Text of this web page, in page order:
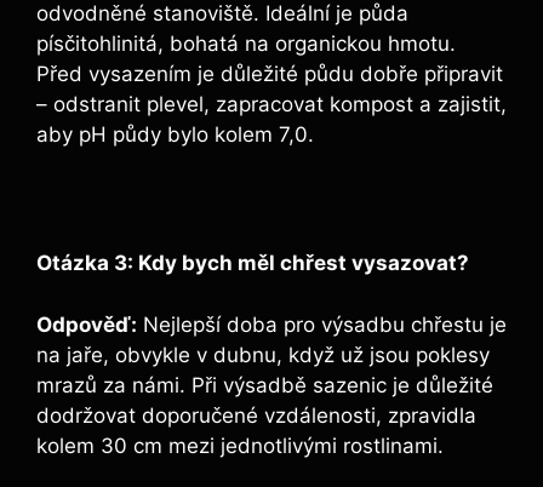
odvodněné stanoviště. Ideální je půda
písčitohlinitá, bohatá na organickou hmotu.
Před vysazením je důležité půdu dobře připravit
– odstranit plevel, zapracovat kompost a zajistit,
aby pH půdy bylo kolem 7,0.
Otázka 3: Kdy bych měl chřest vysazovat?
Odpověď: Nejlepší doba pro výsadbu chřestu je
na jaře, obvykle v dubnu, když už jsou poklesy
mrazů za námi. Při výsadbě sazenic je důležité
dodržovat doporučené vzdálenosti, zpravidla
kolem 30 cm mezi jednotlivými rostlinami.